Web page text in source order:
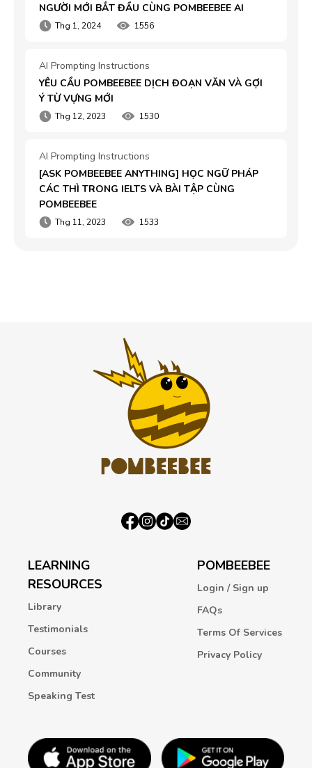
NGƯỜI MỚI BẮT ĐẦU CÙNG POMBEEBEE AI
Thg 1, 2024 1556
AI Prompting Instructions
YÊU CẦU POMBEEBEE DỊCH ĐOẠN VĂN VÀ GỢI
Ý TỪ VỰNG MỚI
Thg 12, 2023 1530
AI Prompting Instructions
[ASK POMBEEBEE ANYTHING] HỌC NGỮ PHÁP
CÁC THÌ TRONG IELTS VÀ BÀI TẬP CÙNG
POMBEEBEE
Thg 11, 2023 1533
LEARNING
RESOURCES
Library
Testimonials
Courses
Community
Speaking Test
POMBEEBEE
Login / Sign up
FAQs
Terms Of Services
Privacy Policy